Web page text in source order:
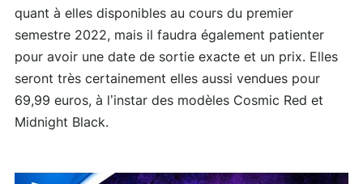
quant à elles disponibles au cours du premier
semestre 2022, mais il faudra également patienter
pour avoir une date de sortie exacte et un prix. Elles
seront très certainement elles aussi vendues pour
69,99 euros, à l’instar des modèles Cosmic Red et
Midnight Black.